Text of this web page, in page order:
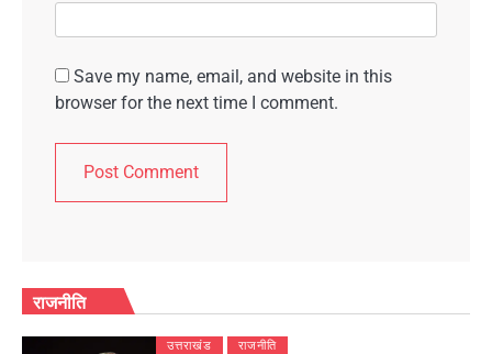
Save my name, email, and website in this
browser for the next time I comment.
राजनीति
उत्तराखंड राजनीति